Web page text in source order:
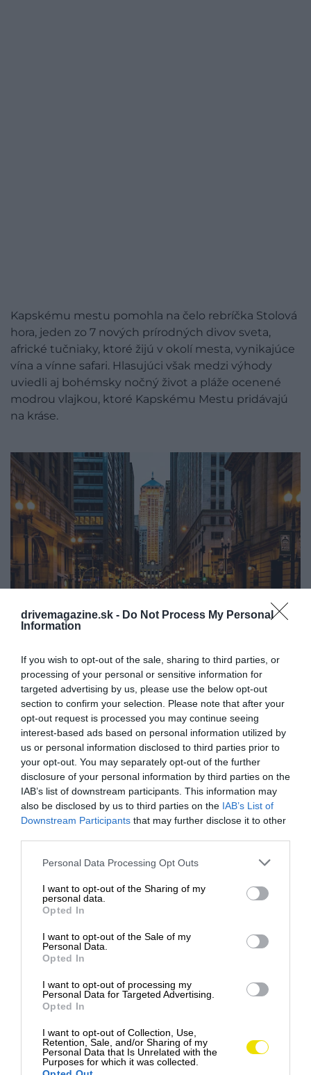
drivemagazine.sk - Do Not Process My Personal
Information
If you wish to opt-out of the sale, sharing to third parties, or
processing of your personal or sensitive information for
targeted advertising by us, please use the below opt-out
section to confirm your selection. Please note that after your
opt-out request is processed you may continue seeing
interest-based ads based on personal information utilized by
us or personal information disclosed to third parties prior to
your opt-out. You may separately opt-out of the further
disclosure of your personal information by third parties on the
IAB’s list of downstream participants. This information may
also be disclosed by us to third parties on the IAB’s List of
Downstream Participants that may further disclose it to other
Please note that this website/app uses one or more Google
not limited to your visit or usage behaviour. You may click to
grant or deny consent to Google and its third-party tags to
use your data for below specified purposes in below Google
consent section.
Personal Data Processing Opt Outs
I want to opt-out of the Sharing of my
personal data.
Opted In
I want to opt-out of the Sale of my
Personal Data.
Opted In
I want to opt-out of processing my
Personal Data for Targeted Advertising.
Opted In
I want to opt-out of Collection, Use,
Retention, Sale, and/or Sharing of my
Personal Data that Is Unrelated with the
Purposes for which it was collected.
Kapskému mestu pomohla na čelo rebríčka Stolová
hora, jeden zo 7 nových prírodných divov sveta,
africké tučniaky, ktoré žijú v okolí mesta, vynikajúce
vína a vínne safari. Hlasujúci však medzi výhody
uviedli aj bohémsky nočný život a pláže ocenené
modrou vlajkou, ktoré Kapskému Mestu pridávajú
na kráse.
Chicago, Spojené Štáty Foto: Unsplash
Situácia sa však trochu mení, keď sa